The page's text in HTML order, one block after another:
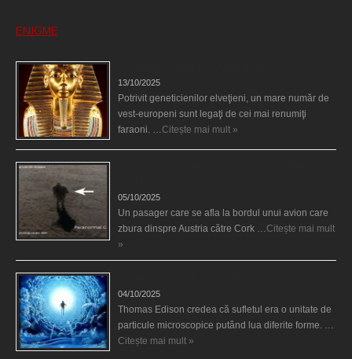
ENIGME
13/10/2025
Potrivit geneticienilor elveţieni, un mare număr de
vest-europeni sunt legaţi de cei mai renumiţi
faraoni. …Citește mai mult »
05/10/2025
Un pasager care se afla la bordul unui avion care
zbura dinspre Austria către Cork …Citește mai mult
»
04/10/2025
Thomas Edison credea că sufletul era o unitate de
particule microscopice putând lua diferite forme. …
Citește mai mult »